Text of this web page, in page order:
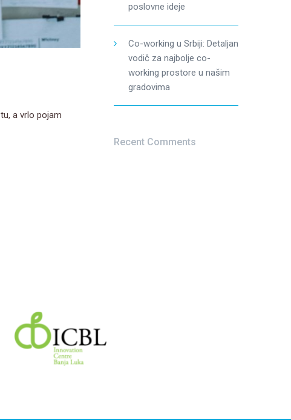
a vrlo pojam
poslovne ideje
Co-working u Srbiji: Detaljan
vodič za najbolje co-
working prostore u našim
gradovima
Recent Comments